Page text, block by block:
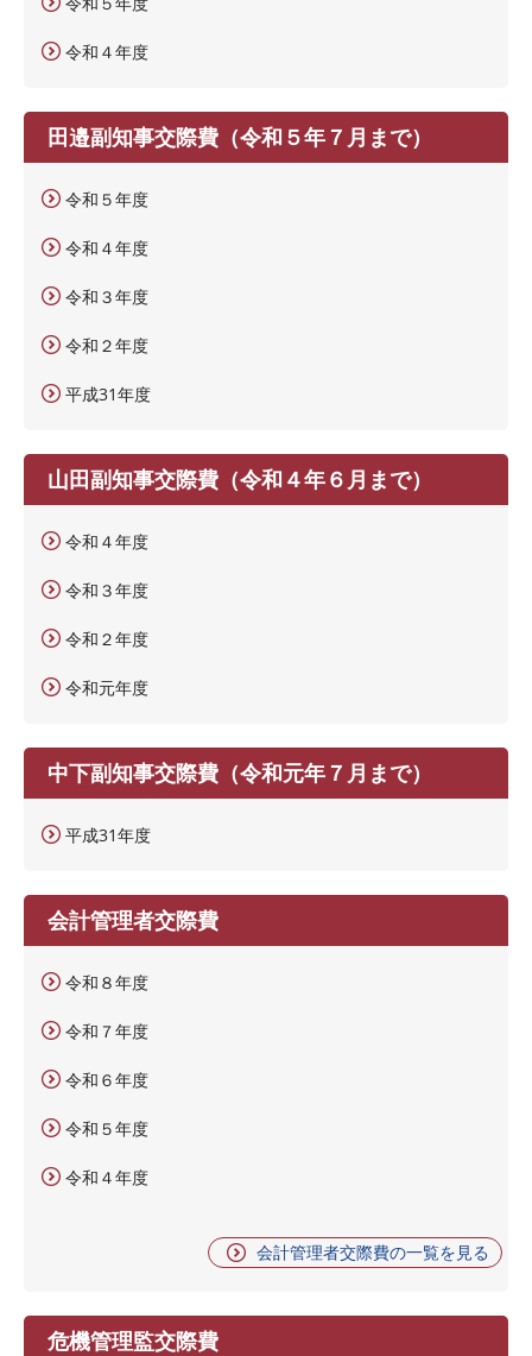
令和４年度
田邉副知事交際費（令和５年７月まで）
令和５年度
令和４年度
令和３年度
令和２年度
平成31年度
山田副知事交際費（令和４年６月まで）
令和４年度
令和３年度
令和２年度
令和元年度
中下副知事交際費（令和元年７月まで）
平成31年度
会計管理者交際費
令和８年度
令和７年度
令和６年度
令和５年度
令和４年度
会計管理者交際費の一覧を見る
危機管理監交際費